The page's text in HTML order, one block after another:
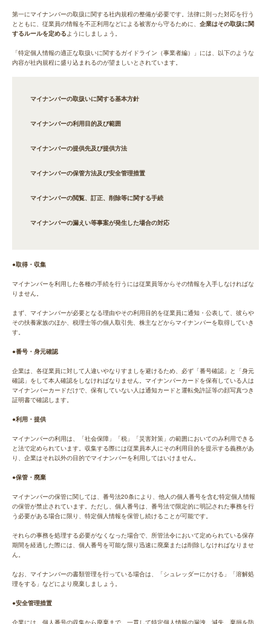
第一にマイナンバーの取扱に関する社内規程の整備が必要です。法律に則った対応を行う
とともに、従業員の情報を不正利用などによる被害から守るために、 企業はその取扱に関
するルールを定めるようにしましょう。
「特定個人情報の適正な取扱いに関するガイドライン（事業者編）」には、以下のような
内容が社内規程に盛り込まれるのが望ましいとされています。
マイナンバーの取扱いに関する基本方針
マイナンバーの利用目的及び範囲
マイナンバーの提供先及び提供方法
マイナンバーの保管方法及び安全管理措置
マイナンバーの閲覧、訂正、削除等に関する手続
マイナンバーの漏えい等事案が発生した場合の対応
●取得・収集
マイナンバーを利用した各種の手続を行うには従業員等からその情報を入手しなければな
りません。
まず、マイナンバーが必要となる理由やその利用目的を従業員に通知・公表して、彼らや
その扶養家族のほか、税理士等の個人取引先、株主などからマイナンバーを取得していき
す。
●番号・身元確認
企業は、各従業員に対して人違いやなりすましを避けるため、必ず「番号確認」と「身元
確認」をして本人確認をしなければなりません。マイナンバーカードを保有している人は
マイナンバーカードだけで、保有していない人は通知カードと運転免許証等の顔写真つき
証明書で確認します。
●利用・提供
マイナンバーの利用は、「社会保障」「税」「災害対策」の範囲においてのみ利用できる
と法で定められています。収集する際には従業員本人にその利用目的を提示する義務があ
り、企業はそれ以外の目的でマイナンバーを利用してはいけません。
●保管・廃棄
マイナンバーの保管に関しては、番号法20条により、他人の個人番号を含む特定個人情報
の保管が禁止されています。ただし、個人番号は、番号法で限定的に明記された事務を行
う必要がある場合に限り、特定個人情報を保管し続けることが可能です。
それらの事務を処理する必要がなくなった場合で、所管法令において定められている保存
期間を経過した際には、個人番号を可能な限り迅速に廃棄または削除しなければなりませ
ん。
なお、マイナンバーの書類管理を行っている場合は、「シュレッダーにかける」「溶解処
理をする」などにより廃棄しましょう。
●安全管理措置